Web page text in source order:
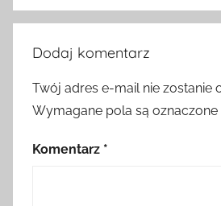
Dodaj komentarz
Twój adres e-mail nie zostanie
Wymagane pola są oznaczone
Komentarz *